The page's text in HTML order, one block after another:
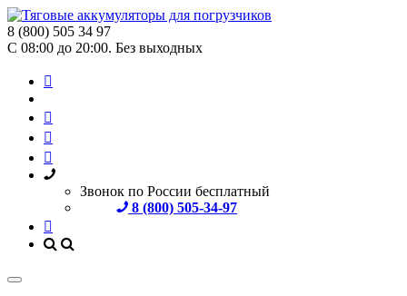
8 (800) 505 34 97
С 08:00 до 20:00. Без выходных
Звонок по России бесплатный
8 (800) 505-34-97